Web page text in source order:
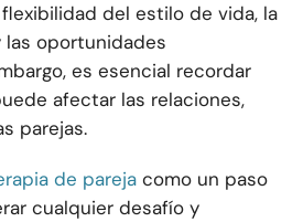
del estilo de vida, la
oportunidades
es esencial recordar
afectar las relaciones,
parejas.
de pareja como un paso
cualquier desafío y